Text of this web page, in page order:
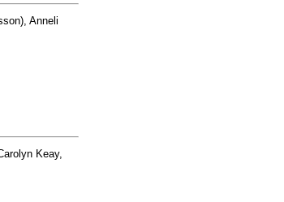
Anneli
Keay,